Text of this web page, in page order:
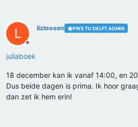
L
Offline
lizloosen PWS TU DELFT ADMIN
juliaboek
18 december kan ik vanaf 14:00, en
Dus beide dagen is prima. Ik hoor
dan zet ik hem erin!